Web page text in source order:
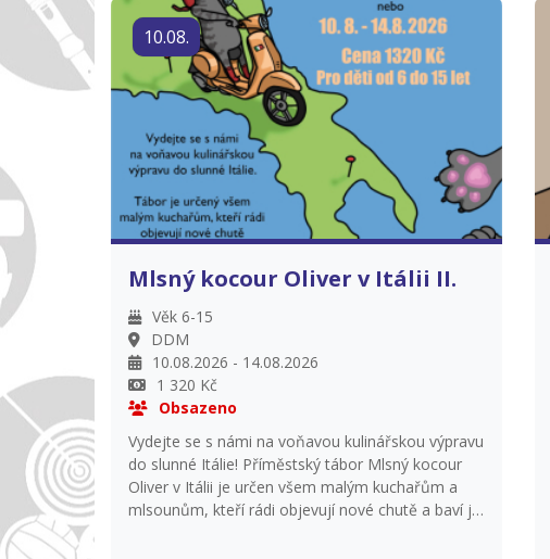
náčiním a osvojíme si týmovou spolupráci. Chybět
nebude výlet, kuchařské hry a zábavné aktivity, při
kterých děti procestují Itálii. Tábor je plný vůní,
chutí, smíchu a radosti z vlastnoručně
připraveného jídla. Vaříme ve dvou termínech, ale
vždy stejná dobrodružství – přihlášení je možné
jen na jeden turnus, aby si vaření užilo co nejvíc
dětí! Platba do 31. 5. 2026, vrácení platby pouze v
případě zajištění náhradníka. Přednostní právo
přihlášení do 8. 3. 2026 budou mít děti, které byly
na tomto táboře v loňském roce nebo v
Vařečka junior nebo Kuchařský klub.
10.08.
Mlsný kocour Oliver v Itálii II.
Věk 6-15
DDM
10.08.2026 - 14.08.2026
1 320 Kč
Obsazeno
Vydejte se s námi na voňavou kulinářskou výpravu
do slunné Itálie! Příměstský tábor Mlsný kocour
Oliver v Itálii je určen všem malým kuchařům a
mlsounům, kteří rádi objevují nové chutě a baví je